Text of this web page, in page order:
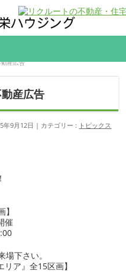
産広告
産広告
年9月12日 カテゴリー : トピックス
催
下さい。
リア』全15区画】